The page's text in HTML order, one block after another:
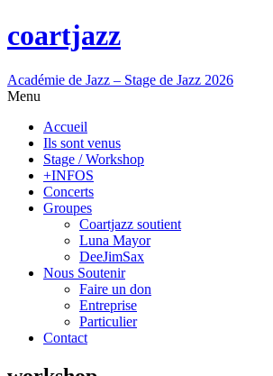
coartjazz
Académie de Jazz – Stage de Jazz 2026
Menu
Accueil
Ils sont venus
Stage / Workshop
+INFOS
Concerts
Groupes
Coartjazz soutient
Luna Mayor
DeeJimSax
Nous Soutenir
Faire un don
Entreprise
Particulier
Contact